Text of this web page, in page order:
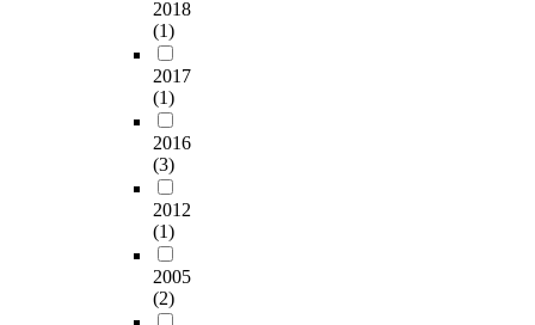
2018
(1)
2017
(1)
2016
(3)
2012
(1)
2005
(2)